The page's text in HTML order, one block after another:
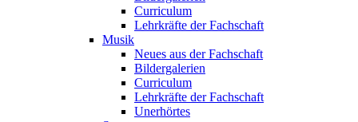
Curriculum
Lehrkräfte der Fachschaft
Musik
Neues aus der Fachschaft
Bildergalerien
Curriculum
Lehrkräfte der Fachschaft
Unerhörtes